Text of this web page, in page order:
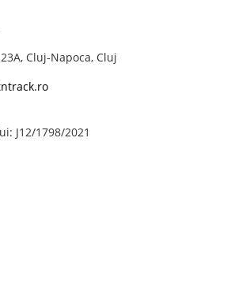
Cluj-Napoca, Cluj
J12/1798/2021